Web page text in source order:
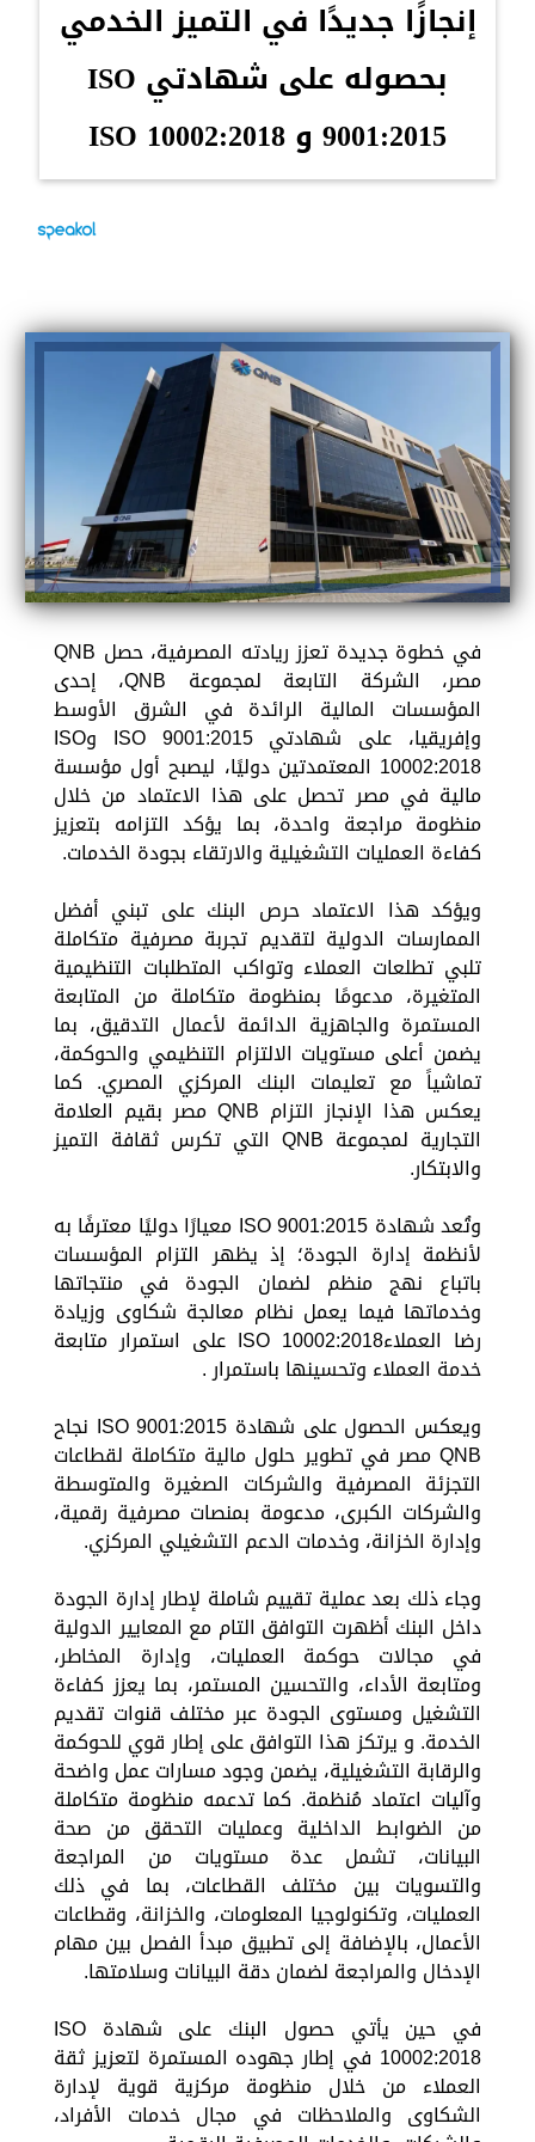
إنجازًا جديدًا في التميز الخدمي
بحصوله على شهادتي ISO
9001:2015 و ISO 10002:2018
في خطوة جديدة تعزز ريادته المصرفية، حصل QNB
مصر، الشركة التابعة لمجموعة QNB، إحدى
المؤسسات المالية الرائدة في الشرق الأوسط
وإفريقيا، على شهادتي ISO 9001:2015 وISO
10002:2018 المعتمدتين دوليًا، ليصبح أول مؤسسة
مالية في مصر تحصل على هذا الاعتماد من خلال
منظومة مراجعة واحدة، بما يؤكد التزامه بتعزيز
كفاءة العمليات التشغيلية والارتقاء بجودة الخدمات.
ويؤكد هذا الاعتماد حرص البنك على تبني أفضل
الممارسات الدولية لتقديم تجربة مصرفية متكاملة
تلبي تطلعات العملاء وتواكب المتطلبات التنظيمية
المتغيرة، مدعومًا بمنظومة متكاملة من المتابعة
المستمرة والجاهزية الدائمة لأعمال التدقيق، بما
يضمن أعلى مستويات الالتزام التنظيمي والحوكمة،
تماشياً مع تعليمات البنك المركزي المصري. كما
يعكس هذا الإنجاز التزام QNB مصر بقيم العلامة
التجارية لمجموعة QNB التي تكرس ثقافة التميز
والابتكار.
وتُعد شهادة ISO 9001:2015 معيارًا دوليًا معترفًا به
لأنظمة إدارة الجودة؛ إذ يظهر التزام المؤسسات
باتباع نهج منظم لضمان الجودة في منتجاتها
وخدماتها فيما يعمل نظام معالجة شكاوى وزيادة
رضا العملاءISO 10002:2018 على استمرار متابعة
خدمة العملاء وتحسينها باستمرار .
ويعكس الحصول على شهادة ISO 9001:2015 نجاح
QNB مصر في تطوير حلول مالية متكاملة لقطاعات
التجزئة المصرفية والشركات الصغيرة والمتوسطة
والشركات الكبرى، مدعومة بمنصات مصرفية رقمية،
وإدارة الخزانة، وخدمات الدعم التشغيلي المركزي.
وجاء ذلك بعد عملية تقييم شاملة لإطار إدارة الجودة
داخل البنك أظهرت التوافق التام مع المعايير الدولية
في مجالات حوكمة العمليات، وإدارة المخاطر،
ومتابعة الأداء، والتحسين المستمر، بما يعزز كفاءة
التشغيل ومستوى الجودة عبر مختلف قنوات تقديم
الخدمة. و يرتكز هذا التوافق على إطار قوي للحوكمة
والرقابة التشغيلية، يضمن وجود مسارات عمل واضحة
وآليات اعتماد مُنظمة. كما تدعمه منظومة متكاملة
من الضوابط الداخلية وعمليات التحقق من صحة
البيانات، تشمل عدة مستويات من المراجعة
والتسويات بين مختلف القطاعات، بما في ذلك
العمليات، وتكنولوجيا المعلومات، والخزانة، وقطاعات
الأعمال، بالإضافة إلى تطبيق مبدأ الفصل بين مهام
الإدخال والمراجعة لضمان دقة البيانات وسلامتها.
في حين يأتي حصول البنك على شهادة ISO
10002:2018 في إطار جهوده المستمرة لتعزيز ثقة
العملاء من خلال منظومة مركزية قوية لإدارة
الشكاوى والملاحظات في مجال خدمات الأفراد،